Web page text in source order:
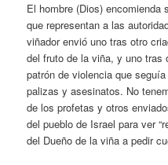
El hombre (Dios) encomienda
que representan a las
viñador envió uno tras otro
del fruto de la viña, y uno tras
patrón de violencia que
palizas y asesinatos. No
de los profetas y otros
del pueblo de Israel para ver
del Dueño de la viña a pedir